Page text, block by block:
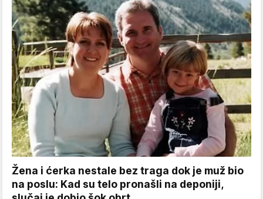
Žena i ćerka nestale bez traga dok je muž bio
na poslu: Kad su telo pronašli na deponiji,